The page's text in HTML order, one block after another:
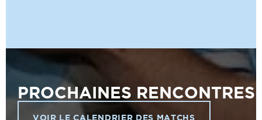
PROCHAINES RENCONTRES
VOIR LE CALENDRIER DES MATCHS